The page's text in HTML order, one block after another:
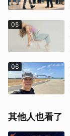
05
06
其他人也看了